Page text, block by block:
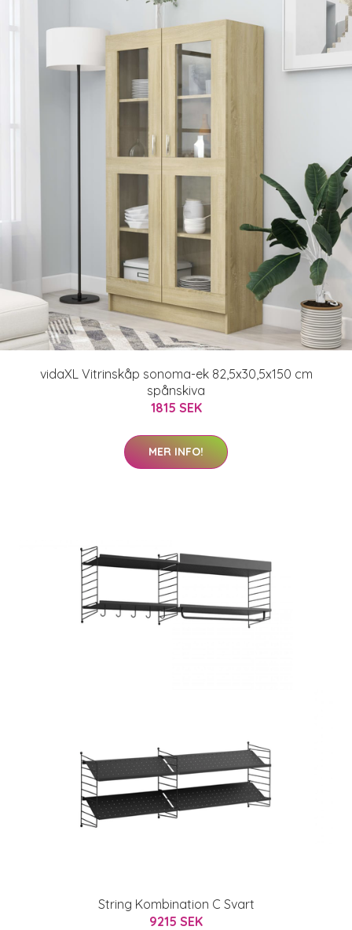
vidaXL Vitrinskåp sonoma-ek 82,5x30,5x150 cm
spånskiva
1815 SEK
MER INFO!
String Kombination C Svart
9215 SEK